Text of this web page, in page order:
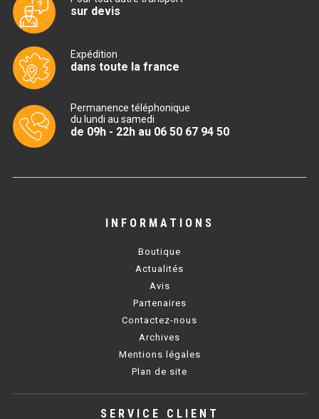
TABLE RÉFRIGÉRÉE
TABLE 600
TABLE 700 VITRÉE
TABLE CONGÉLATEUR
SOUBASSEMENT RÉFRIGÉRÉ
TABLE DE PRÉPARATION
sur devis
Expédition
dans toute la france
Permanence téléphonique
du lundi au samedi
de 09h - 22h au 06 50 67 94 50
INFORMATIONS
Boutique
Actualités
Avis
Partenaires
Contactez-nous
Archives
Mentions légales
Plan de site
SERVICE CLIENT